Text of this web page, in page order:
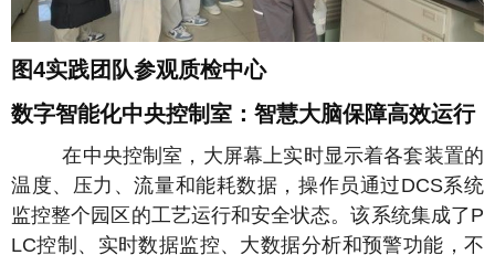
图4实践团队参观质检中心
数字智能化中央控制室：智慧大脑保障高效运行
在中央控制室，大屏幕上实时显示着各套装置的
温度、压力、流量和能耗数据，操作员通过DCS系统
监控整个园区的工艺运行和安全状态。该系统集成了P
LC控制、实时数据监控、大数据分析和预警功能，不